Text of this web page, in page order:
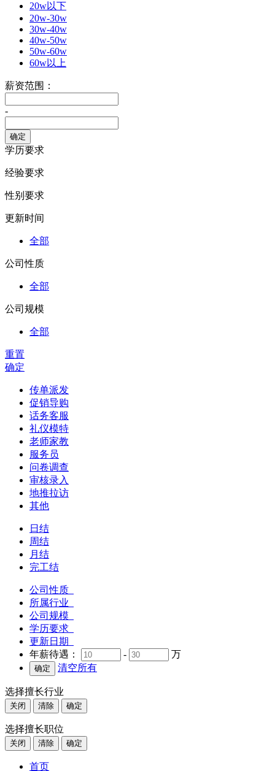
20w以下
20w-30w
30w-40w
40w-50w
50w-60w
60w以上
薪资范围：
-
学历要求
经验要求
性别要求
更新时间
全部
公司性质
全部
公司规模
全部
重置
确定
传单派发
促销导购
话务客服
礼仪模特
老师家教
服务员
问卷调查
审核录入
地推拉访
其他
日结
周结
月结
完工结
公司性质
所属行业
公司规模
学历要求
更新日期
年薪待遇：
-
万
清空所有
选择擅长行业
关闭 清除 确定
选择擅长职位
关闭 清除 确定
首页